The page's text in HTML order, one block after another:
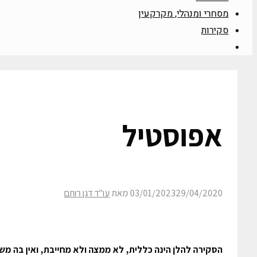
מסחרי ומנהלי, מקרקעין
סקירות
אפוסטיל
03/01/202329/04/2020 מאתעו"ד דגן רותם
הסקירה להלן הינה כללית, לא ממצה ולא מחייבת, ואין בה